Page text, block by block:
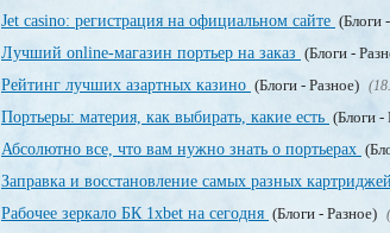
Jet casino: регистрация на официальном сайте (Блоги
Лучший online-магазин портьер на заказ (Блоги -
Рейтинг лучших азартных казино (Блоги - Разное)
Портьеры: материя, как выбирать, какие есть (Блоги -
Абсолютно все, что вам нужно знать о портьерах
Заправка и восстановление самых разных картриджей
Рабочее зеркало БК 1xbet на сегодня (Блоги - Разное)